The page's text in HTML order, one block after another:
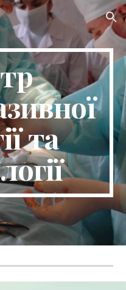
Skip to navigation
та